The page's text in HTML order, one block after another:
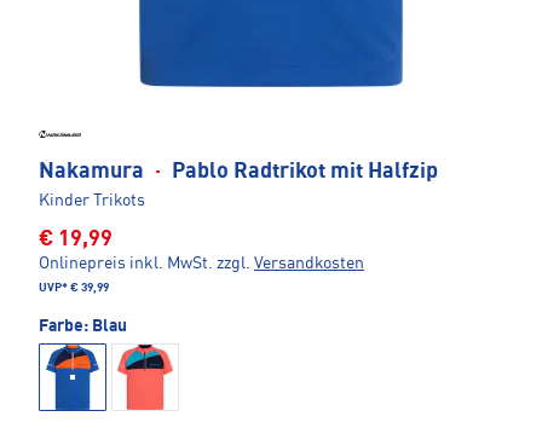
Nakamura · Pablo Radtrikot mit Halfzip
Kinder Trikots
€ 19,99
Onlinepreis inkl. MwSt. zzgl. Versandkosten
UVP* € 39,99
Farbe: Blau